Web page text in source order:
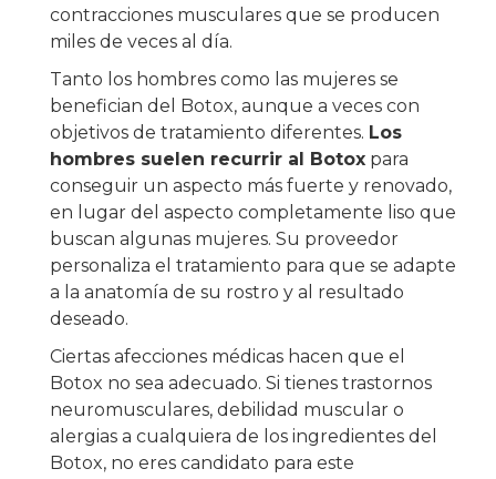
contracciones musculares que se producen
miles de veces al día.
Tanto los hombres como las mujeres se
benefician del Botox, aunque a veces con
objetivos de tratamiento diferentes. Los
hombres suelen recurrir al Botox para
conseguir un aspecto más fuerte y renovado,
en lugar del aspecto completamente liso que
buscan algunas mujeres. Su proveedor
personaliza el tratamiento para que se adapte
a la anatomía de su rostro y al resultado
deseado.
Ciertas afecciones médicas hacen que el
Botox no sea adecuado. Si tienes trastornos
neuromusculares, debilidad muscular o
alergias a cualquiera de los ingredientes del
Botox, no eres candidato para este